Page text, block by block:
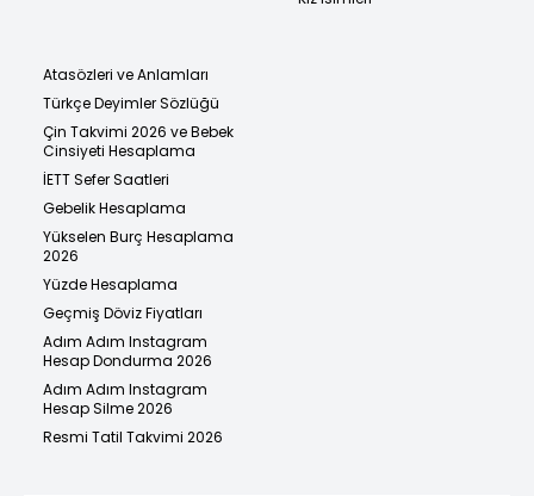
Atasözleri ve Anlamları
Türkçe Deyimler Sözlüğü
Çin Takvimi 2026 ve Bebek
Cinsiyeti Hesaplama
İETT Sefer Saatleri
Gebelik Hesaplama
Yükselen Burç Hesaplama
2026
Yüzde Hesaplama
Geçmiş Döviz Fiyatları
Adım Adım Instagram
Hesap Dondurma 2026
Adım Adım Instagram
Hesap Silme 2026
Resmi Tatil Takvimi 2026